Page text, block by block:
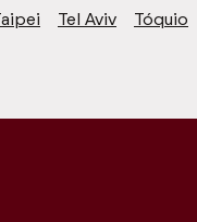
Tel Aviv
Tóquio